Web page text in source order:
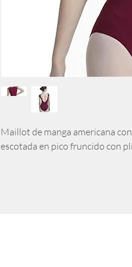
Maillot de manga americana
escotada en pico fruncido con